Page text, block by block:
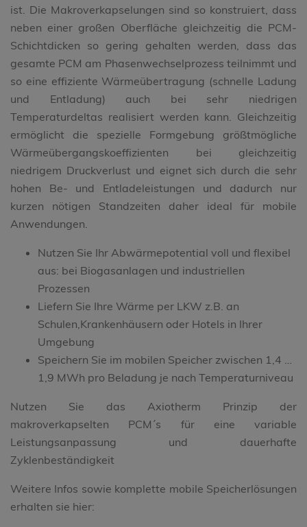
ist. Die Makroverkapselungen sind so konstruiert, dass
neben einer großen Oberfläche gleichzeitig die PCM-
Schichtdicken so gering gehalten werden, dass das
gesamte PCM am Phasenwechselprozess teilnimmt und
so eine effiziente Wärmeübertragung (schnelle Ladung
und Entladung) auch bei sehr niedrigen
Temperaturdeltas realisiert werden kann. Gleichzeitig
ermöglicht die spezielle Formgebung größtmögliche
Wärmeübergangskoeffizienten bei gleichzeitig
niedrigem Druckverlust und eignet sich durch die sehr
hohen Be- und Entladeleistungen und dadurch nur
kurzen nötigen Standzeiten daher ideal für mobile
Anwendungen.
Nutzen Sie Ihr Abwärmepotential voll und flexibel
aus: bei Biogasanlagen und industriellen
Prozessen
Liefern Sie Ihre Wärme per LKW z.B. an
Schulen,Krankenhäusern oder Hotels in Ihrer
Umgebung
Speichern Sie im mobilen Speicher zwischen 1,4 …
1,9 MWh pro Beladung je nach Temperaturniveau
Nutzen Sie das Axiotherm Prinzip der
makroverkapselten PCM´s für eine variable
Leistungsanpassung und dauerhafte
Zyklenbeständigkeit
Weitere Infos sowie komplette mobile Speicherlösungen
erhalten sie hier: